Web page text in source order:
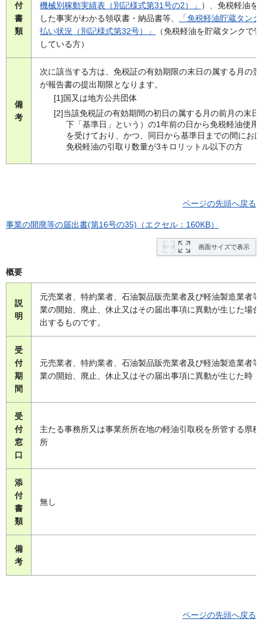
付
書
類
機械別稼動実績表（別記様式第31号の2）」
）、免税軽油を
した事実がわかる領収書・納品書等、
「免税軽油貯蔵タン
払い状況（別記様式第32号）」
（免税軽油を貯蔵タンクで
している方）
備
考
次に該当する方は、免税証の有効期限の末日の属する月の
が報告書の提出期限となります。
[1]国又は地方公共団体
[2]当該免税証の有効期間の初日の属する月の前月の末日
下「基準日」という）の1年前の日から免税軽油使用
を受けており、かつ、同日から基準日までの間にお
免税軽油の引取り数量が3キロリットル以下の方
ページの先頭へ戻る
事業の開廃等の届出書(第16号の35)（エクセル：160KB）
画面サイズで表示
概要
説
明
元売業者、特約業者、石油製品販売業者及び軽油製造業者
業の開始、廃止、休止又はその届出事項に異動が生じた場
出するものです。
受
付
期
間
元売業者、特約業者、石油製品販売業者及び軽油製造業者
業の開始、廃止、休止又はその届出事項に異動が生じた時
受
付
窓
口
主たる事務所又は事業所所在地の軽油引取税を所管する県
所
添
付
書
類
無し
備
考
ページの先頭へ戻る